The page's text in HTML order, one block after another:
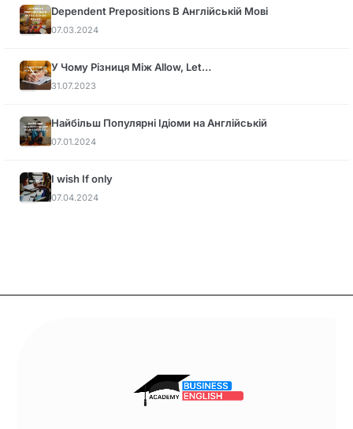
Dependent Prepositions В Англійській Мові
07.03.2024
У Чому Різниця Між Allow, Let…
31.07.2023
Найбільш Популярні Ідіоми на Англійській
07.01.2024
I wish If only
07.04.2024